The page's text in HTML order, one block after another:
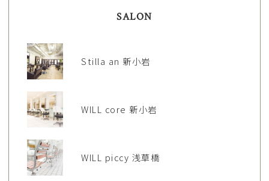
SALON
Stilla an 新小岩
WILL core 新小岩
WILL piccy 浅草橋